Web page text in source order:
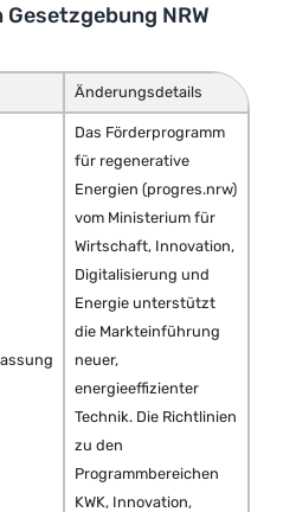
NRW
Änderungsdetails
Das Förderprogramm
für regenerative
Energien (progres.nrw)
vom Ministerium für
Wirtschaft, Innovation,
Digitalisierung und
Energie unterstützt
die Markteinführung
neuer,
energieeffizienter
Technik. Die Richtlinien
zu den
Programmbereichen
KWK, Innovation,